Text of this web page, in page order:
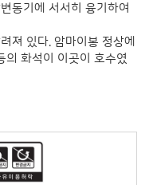
동기에 서서히 융기하여
져 있다. 암마이봉 정상에
의 화석이 이곳이 호수였